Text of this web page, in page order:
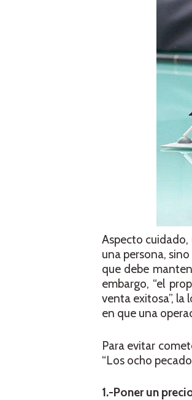
Aspecto
una persona,
que debe
embargo, “el
venta exitosa”,
en que una
Para evitar
“Los ocho
1.-Poner un